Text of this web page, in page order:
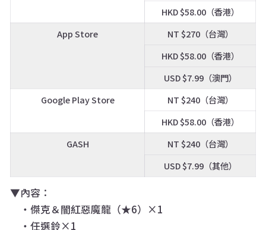
HKD $58.00（香港）
App Store
NT $270（台灣）
HKD $58.00（香港）
USD $7.99（澳門）
Google Play Store
NT $240（台灣）
HKD $58.00（香港）
GASH
NT $240（台灣）
USD $7.99（其他）
▼內容：
・傑克＆闇紅惡魔龍（★6）×1
・任選鈴×1